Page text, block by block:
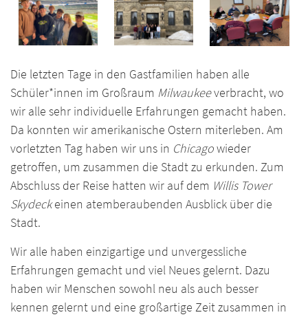
Die letzten Tage in den Gastfamilien haben alle
Schüler*innen im Großraum Milwaukeeverbracht, wo
wir alle sehr individuelle Erfahrungen gemacht haben.
Da konnten wir amerikanische Ostern miterleben. Am
vorletzten Tag haben wir uns in Chicagowieder
getroffen, um zusammen die Stadt zu erkunden. Zum
Abschluss der Reise hatten wir auf dem Willis Tower
Skydeckeinen atemberaubenden Ausblick über die
Stadt.
Wir alle haben einzigartige und unvergessliche
Erfahrungen gemacht und viel Neues gelernt. Dazu
haben wir Menschen sowohl neu als auch besser
kennen gelernt und eine großartige Zeit zusammen in